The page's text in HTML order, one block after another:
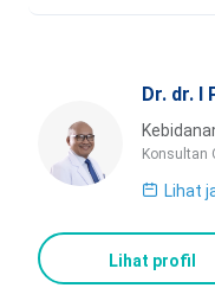
Dr. dr. I
Konsultan
Lihat
Lihat profil